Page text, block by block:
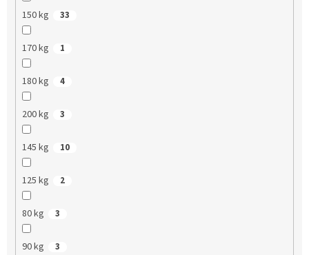
150 kg 33
170 kg 1
180 kg 4
200 kg 3
145 kg 10
125 kg 2
80 kg 3
90 kg 3